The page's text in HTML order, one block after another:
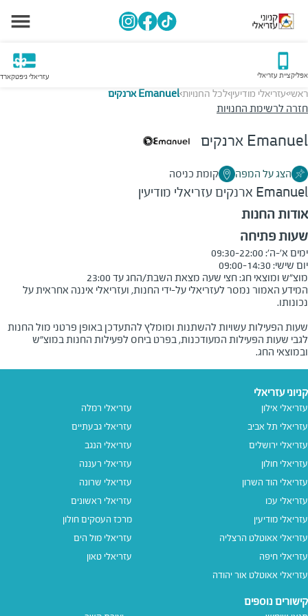
אפליקציית עזריאלי עזריאלי גיפטקארד
ראשי>עזריאלי מודיעין>לכל החנויות>Emanuel ארנקים
חזרה לרשימת החנויות
Emanuel ארנקים
הצג על המפה קומת כניסה
Emanuel ארנקים עזריאלי מודיעין
אודות החנות
שעות פתיחה
מוצ"ש ומוצאי חג: חצי שעה מצאת השבת/החג עד 23:00
המידע האמור נמסר לעזריאלי על-ידי החנות, ועזריאלי איננה אחראית על
שעות הפעילות עשויות להשתנות ומומלץ להתעדכן באופן פרטני מול החנות
לגבי שעות הפעילות המעודכנות, בפרט ביחס לפעילות החנות במוצ"ש
ובמוצאי החג.
קניוני עזריאלי
עזריאלי אילון
עזריאלי תל אביב
עזריאלי ירושלים
עזריאלי חולון
עזריאלי הוד השרון
עזריאלי עכו
עזריאלי מודיעין
עזריאלי אאוטלט הרצליה
עזריאלי חיפה
עזריאלי אאוטלט אור יהודה
עזריאלי רמלה
עזריאלי גבעתיים
עזריאלי הנגב
עזריאלי רעננה
עזריאלי שרונה
עזריאלי ראשונים
מרכז העסקים חולון
עזריאלי מול הים
עזריאלי טאון
קישורים נוספים